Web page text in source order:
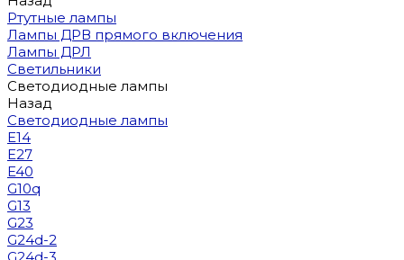
Ртутные лампы
Лампы ДРВ прямого включения
Лампы ДРЛ
Светильники
Светодиодные лампы
Назад
Светодиодные лампы
E14
E27
E40
G10q
G13
G23
G24d-2